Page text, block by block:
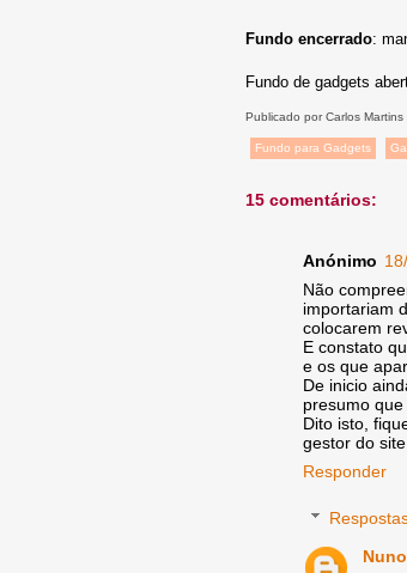
Fundo encerrado:
Fundo de gadgets
Publicado porCarlos Martins
Fundo para Gadgets
15 comentários:
Anónimo
Não
importariam
colocarem
E constato
e os que
De inicio
presumo que
Dito isto,
gestor do site.
Responder